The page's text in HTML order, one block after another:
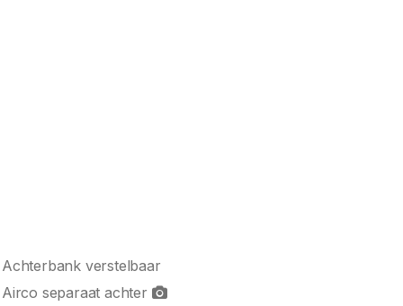
Achterbank verstelbaar
Airco separaat achter